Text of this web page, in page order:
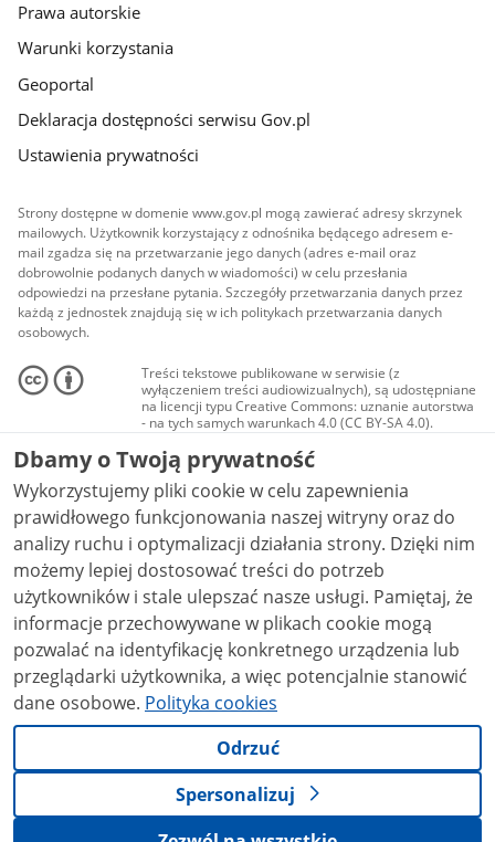
Prawa autorskie
Warunki korzystania
Geoportal
Deklaracja dostępności serwisu Gov.pl
Ustawienia prywatności
Strony dostępne w domenie www.gov.pl mogą zawierać adresy skrzynek
mailowych. Użytkownik korzystający z odnośnika będącego adresem e-
mail zgadza się na przetwarzanie jego danych (adres e-mail oraz
dobrowolnie podanych danych w wiadomości) w celu przesłania
odpowiedzi na przesłane pytania. Szczegóły przetwarzania danych przez
każdą z jednostek znajdują się w ich politykach przetwarzania danych
osobowych.
Treści tekstowe publikowane w serwisie (z
wyłączeniem treści audiowizualnych), są udostępniane
na licencji typu Creative Commons: uznanie autorstwa
- na tych samych warunkach 4.0 (CC BY-SA 4.0).
Materiały audiowizualne, w tym zdjęcia, materiały
audio i wideo, są udostępniane na licencji typu
Creative Commons: uznanie autorstwa użycie
niekomercyjne - bez utworów zależnych 4.0 (CC BY-
NC-ND 4.0), o ile nie jest to stwierdzone inaczej.
Dbamy o Twoją prywatność
Wykorzystujemy pliki cookie w celu zapewnienia
prawidłowego funkcjonowania naszej witryny oraz do
analizy ruchu i optymalizacji działania strony. Dzięki nim
możemy lepiej dostosować treści do potrzeb
użytkowników i stale ulepszać nasze usługi. Pamiętaj, że
informacje przechowywane w plikach cookie mogą
pozwalać na identyfikację konkretnego urządzenia lub
przeglądarki użytkownika, a więc potencjalnie stanowić
dane osobowe. Polityka cookies
Odrzuć
Spersonalizuj